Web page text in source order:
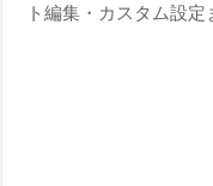
ト編集・カスタム設定